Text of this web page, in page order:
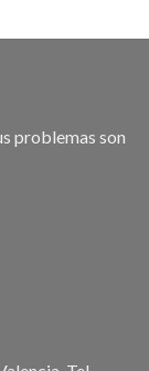
problemas son